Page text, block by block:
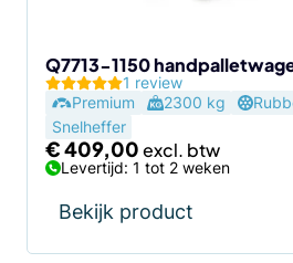
Q7713-1150
1 review
Premium
2300 kg
Snelheffer
€409,00
Levertijd: 1 tot 2 weken
Bekijk product